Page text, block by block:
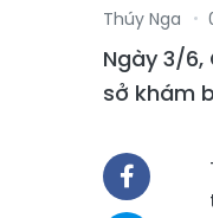
Thúy Nga
Ngày 3/
sở khám